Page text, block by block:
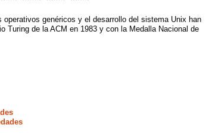
genéricos y el desarrollo del sistema Unix han
Turing de la ACM en 1983 y con la Medalla Nacional de